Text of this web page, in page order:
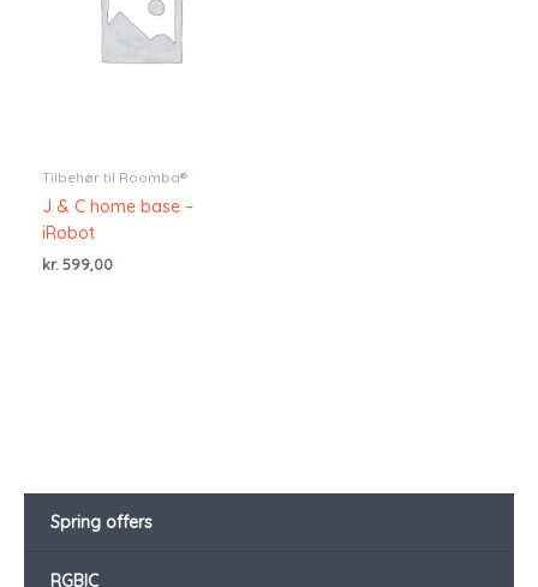
Spring offers
RGBIC
Tilbehør til Roomba®
J & C home base –
iRobot
kr.599,00